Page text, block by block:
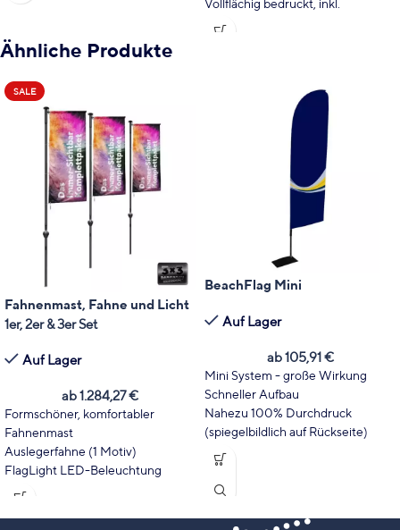
Vollflächig bedruckt, inkl.
Hohlsaum
Individuell gestaltbar
Leicht zu transportieren
Verankerungsmöglichkeiten (nicht
Inkl. hochwertigem Digitaldruck
Ähnliche Produkte
SALE
Fahnenmast, Fahne und Licht
1er, 2er & 3er Set
Auf Lager
ab1.284,27€
Formschöner, komfortabler
Fahnenmast
Auslegerfahne (1 Motiv)
FlagLight LED-Beleuchtung
Dreh- und hissbarer Ausleger
BeachFlag Mini
Auf Lager
ab105,91€
Mini System - große Wirkung
Schneller Aufbau
Nahezu 100% Durchdruck
(spiegelbildlich auf Rückseite)
Vollflächig bedruckt, inkl.
Hohlsaum
Hochauflösender Druck